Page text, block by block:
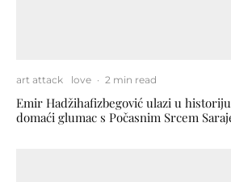
art attack love · 2 min read
Emir Hadžihafizbegović ulazi u
domaći glumac s Počasnim Srcem